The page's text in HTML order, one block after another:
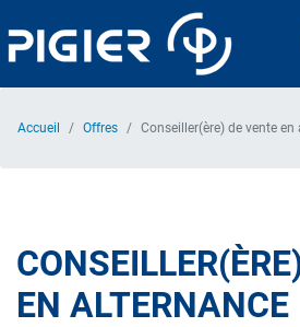
au
contenu
Accueil Offres Conseiller(ère) de vente en
EN ALTERNANCE